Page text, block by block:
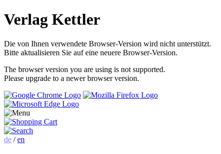
Verlag Kettler
Die von Ihnen verwendete Browser-Version wird nicht unterstützt.
Bitte aktualisieren Sie auf eine neuere Browser-Version.
The browser version you are using is not supported.
Please upgrade to a newer browser version.
de /en